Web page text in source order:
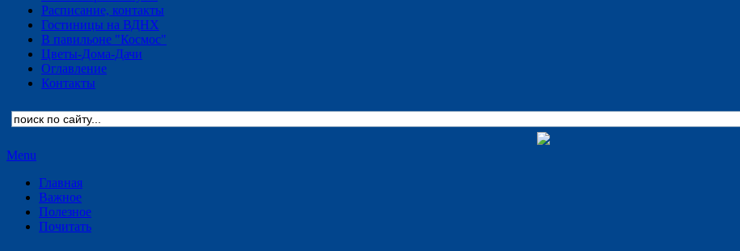
Расписание, контакты
Гостиницы на ВДНХ
В павильоне "Космос"
Цветы-Дома-Дачи
Оглавление
Контакты
Menu
Главная
Важное
Полезное
Почитать